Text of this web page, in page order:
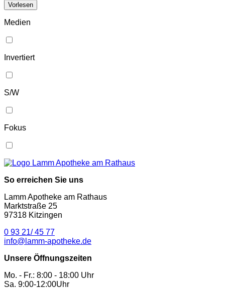
Vorlesen
Medien
Invertiert
S/W
Fokus
So erreichen Sie uns
Lamm Apotheke am Rathaus
Marktstraße 25
97318 Kitzingen
0 93 21/ 45 77
info@lamm-apotheke.de
Unsere Öffnungszeiten
Mo. - Fr.: 8:00 - 18:00 Uhr
Sa. 9:00-12:00Uhr